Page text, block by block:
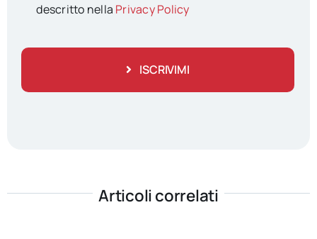
descritto nella Privacy Policy
ISCRIVIMI
Articoli correlati